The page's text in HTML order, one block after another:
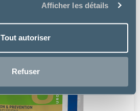
Afficher les détails
Tout autoriser
Refuser